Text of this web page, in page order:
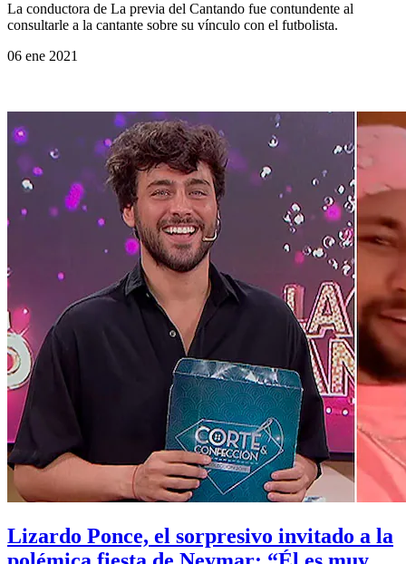
La conductora de La previa del Cantando fue contundente al
consultarle a la cantante sobre su vínculo con el futbolista.
06 ene 2021
Lizardo Ponce, el sorpresivo invitado a la